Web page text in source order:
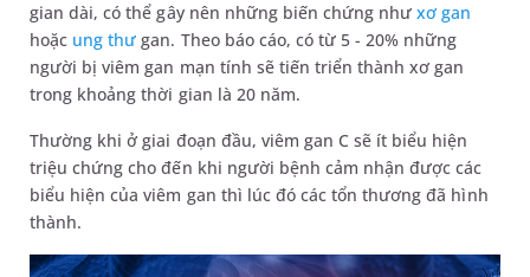
gian dài, có thể gây nên những biến chứng nhưxơ gan
hoặc ung thư gan. Theo báo cáo, có từ 5 - 20% những
người bị viêm gan mạn tính sẽ tiến triển thành xơ gan
trong khoảng thời gian là 20 năm.
Thường khi ở giai đoạn đầu, viêm gan C sẽ ít biểu hiện
triệu chứng cho đến khi người bệnh cảm nhận được các
biểu hiện của viêm gan thì lúc đó các tổn thương đã hình
thành.